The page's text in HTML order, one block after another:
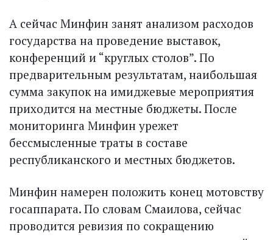
А сейчас Минфин занят анализом расходов
государства на проведение выставок,
конференций и “круглых столов”. По
предварительным результатам, наибольшая
сумма закупок на имиджевые мероприятия
приходится на местные бюджеты. После
мониторинга Минфин урежет
бессмысленные траты в составе
республиканского и местных бюджетов.
Минфин намерен положить конец мотовству
госаппарата. По словам Смаилова, сейчас
проводится ревизия по сокращению